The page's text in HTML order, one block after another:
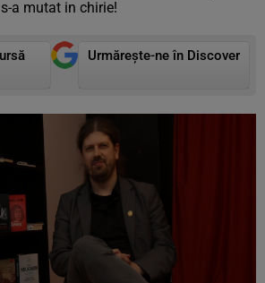
a mutat in chirie!
Urmărește-ne în Discover